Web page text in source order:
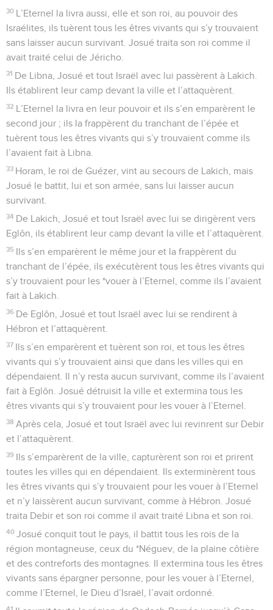
30 L’Eternel la livra aussi, elle et son roi, au pouvoir des
Israélites, ils tuèrent tous les êtres vivants qui s’y trouvaient
sans laisser aucun survivant. Josué traita son roi comme il
avait traité celui de Jéricho.
31 De Libna, Josué et tout Israël avec lui passèrent à Lakich.
Ils établirent leur camp devant la ville et l’attaquèrent.
32 L’Eternel la livra en leur pouvoir et ils s’en emparèrent le
second jour ; ils la frappèrent du tranchant de l’épée et
tuèrent tous les êtres vivants qui s’y trouvaient comme ils
l’avaient fait à Libna.
33 Horam, le roi de Guézer, vint au secours de Lakich, mais
Josué le battit, lui et son armée, sans lui laisser aucun
survivant.
34 De Lakich, Josué et tout Israël avec lui se dirigèrent vers
Eglôn, ils établirent leur camp devant la ville et l’attaquèrent.
35 Ils s’en emparèrent le même jour et la frappèrent du
tranchant de l’épée, ils exécutèrent tous les êtres vivants qui
s’y trouvaient pour les *vouer à l’Eternel, comme ils l’avaient
fait à Lakich.
36 De Eglôn, Josué et tout Israël avec lui se rendirent à
Hébron et l’attaquèrent.
37 Ils s’en emparèrent et tuèrent son roi, et tous les êtres
vivants qui s’y trouvaient ainsi que dans les villes qui en
dépendaient. Il n’y resta aucun survivant, comme ils l’avaient
fait à Eglôn. Josué détruisit la ville et extermina tous les
êtres vivants qui s’y trouvaient pour les vouer à l’Eternel.
38 Après cela, Josué et tout Israël avec lui revinrent sur Debir
et l’attaquèrent.
39 Ils s’emparèrent de la ville, capturèrent son roi et prirent
toutes les villes qui en dépendaient. Ils exterminèrent tous
les êtres vivants qui s’y trouvaient pour les vouer à l’Eternel
et n’y laissèrent aucun survivant, comme à Hébron. Josué
traita Debir et son roi comme il avait traité Libna et son roi.
40 Josué conquit tout le pays, il battit tous les rois de la
région montagneuse, ceux du *Néguev, de la plaine côtière
et des contreforts des montagnes. Il extermina tous les êtres
vivants sans épargner personne, pour les vouer à l’Eternel,
comme l’Eternel, le Dieu d’Israël, l’avait ordonné.
41